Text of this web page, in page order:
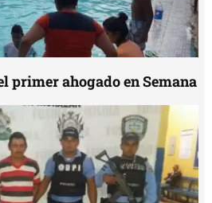
primer ahogado en Semana